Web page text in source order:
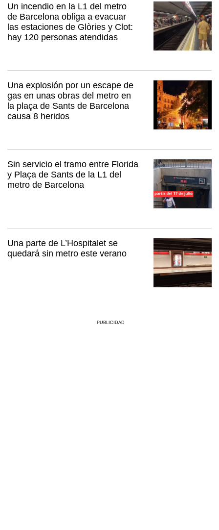
Un incendio en la L1 del metro
de Barcelona obliga a evacuar
las estaciones de Glòries y Clot:
hay 120 personas atendidas
Una explosión por un escape de
gas en unas obras del metro en
la plaça de Sants de Barcelona
causa 8 heridos
Sin servicio el tramo entre Florida
y Plaça de Sants de la L1 del
metro de Barcelona
Una parte de L’Hospitalet se
quedará sin metro este verano
PUBLICIDAD